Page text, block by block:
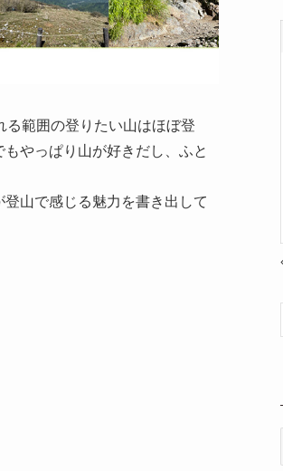
る範囲の登りたい山はほぼ登
やっぱり山が好きだし、ふと
山で感じる魅力を書き出して